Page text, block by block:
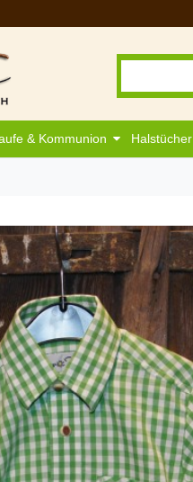
& Kommunion Halstücher